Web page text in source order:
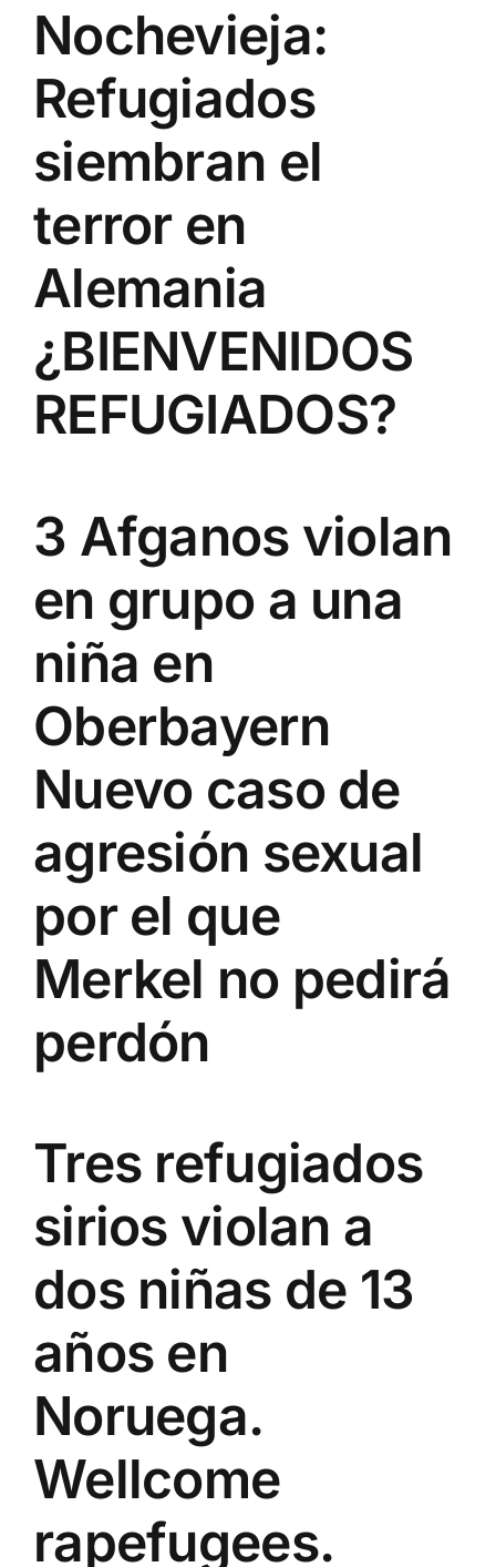
Nochevieja:
Refugiados
siembran el
terror en
Alemania
¿BIENVENIDOS
REFUGIADOS?
3 Afganos violan
en grupo a una
niña en
Oberbayern
Nuevo caso de
agresión sexual
por el que
Merkel no pedirá
perdón
Tres refugiados
sirios violan a
dos niñas de 13
años en
Noruega.
Wellcome
rapefugees.